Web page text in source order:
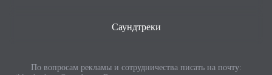
Саундтреки
По вопросам рекламы и сотрудничества писать на почту: